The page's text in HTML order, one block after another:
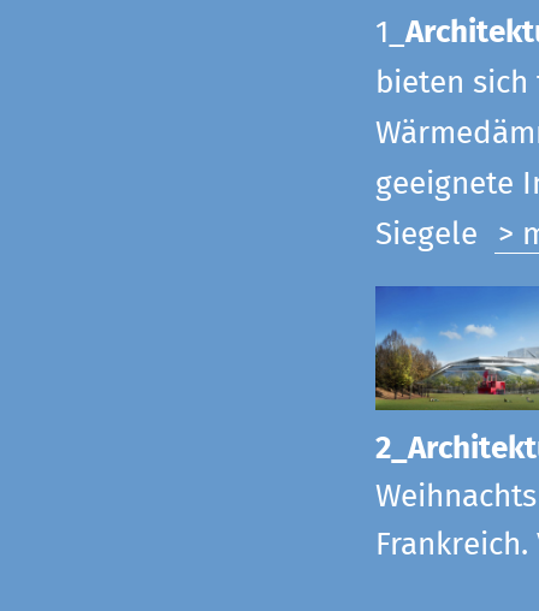
1_
bieten
geeignete
Siegele >